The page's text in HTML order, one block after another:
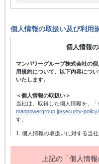
個人情報の取扱い及び利用
個人情報
マンパワーグループ株式会社の
用規約について、以下内容につ
いたします。
＜個人情報の取扱い＞
当社は、取得した個人情報を、
manpowergroup.jp/security-
す。
1. 個人情報の取扱いに対する当
ます。また、個人情報の取得
上記の「個人情